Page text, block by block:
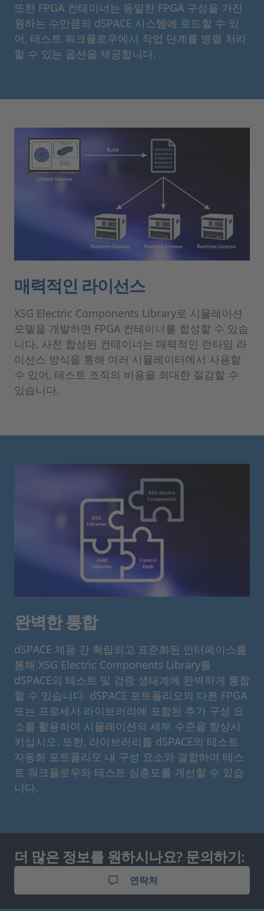
또한 FPGA 컨테이너는 동일한 FPGA 구성을 가진
원하는 수만큼의 dSPACE 시스템에 로드할 수 있
어, 테스트 워크플로우에서 작업 단계를 병렬 처리
할 수 있는 옵션을 제공합니다.
매력적인 라이선스
XSG Electric Components Library로 시뮬레이션
모델을 개발하면 FPGA 컨테이너를 합성할 수 있습
니다. 사전 합성된 컨테이너는 매력적인 런타임 라
이선스 방식을 통해 여러 시뮬레이터에서 사용할
수 있어, 테스트 조직의 비용을 최대한 절감할 수
있습니다.
완벽한 통합
dSPACE 제품 간 확립되고 표준화된 인터페이스를
통해 XSG Electric Components Library를
dSPACE의 테스트 및 검증 생태계에 완벽하게 통합
할 수 있습니다. dSPACE 포트폴리오의 다른 FPGA
또는 프로세서 라이브러리에 포함된 추가 구성 요
소를 활용하여 시뮬레이션의 세부 수준을 향상시
키십시오. 또한, 라이브러리를 dSPACE의 테스트
자동화 포트폴리오 내 구성 요소와 결합하여 테스
트 워크플로우와 테스트 심층도를 개선할 수 있습
니다.
더 많은 정보를 원하시나요? 문의하기:
연락처